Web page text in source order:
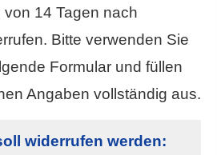
14 Tagen nach
Bitte verwenden Sie
Formular und füllen
Angaben vollständig aus.
widerrufen werden: